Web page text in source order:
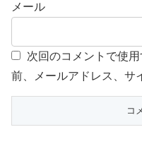
メール
次回のコメントで使
前、メールアドレス、サ